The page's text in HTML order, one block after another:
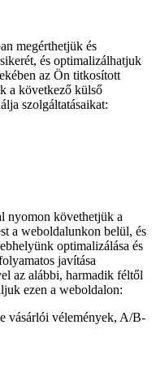
megérthetjük és
és optimalizálhatjuk
az Ön titkosított
a következő külső
szolgáltatásaikat:
nyomon követhetjük a
a weboldalunkon belül, és
optimalizálása és
javítása
az alábbi, harmadik féltől
ezen a weboldalon:
vásárlói vélemények, A/B-